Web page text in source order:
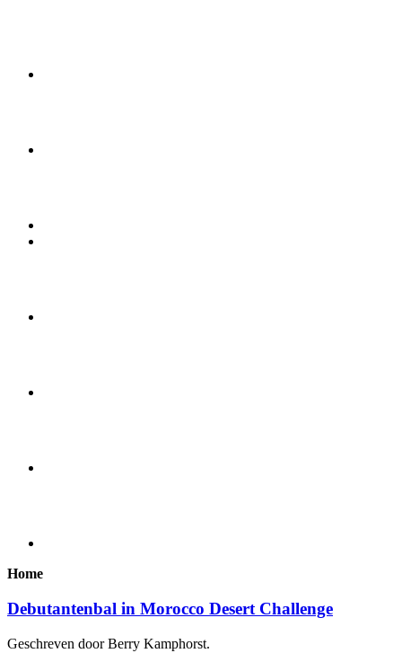
Home
Debutantenbal in Morocco Desert Challenge
Geschreven door Berry Kamphorst.